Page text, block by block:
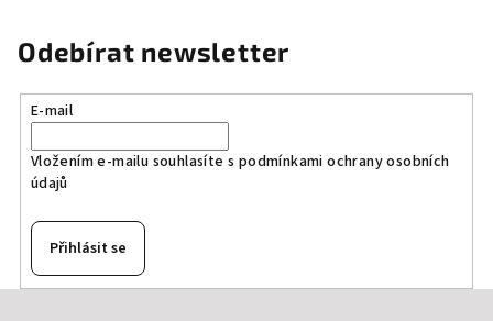
Odebírat newsletter
E-mail
Vložením e-mailu souhlasíte s podmínkami ochrany osobních
údajů
Přihlásit se